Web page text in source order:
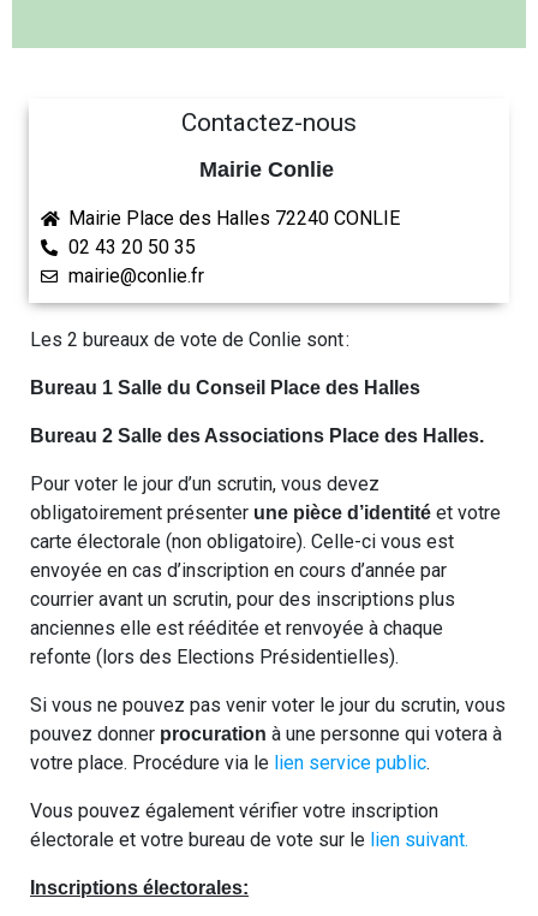
Contactez-nous
Mairie Conlie
Mairie Place des Halles 72240 CONLIE
02 43 20 50 35
mairie@conlie.fr
Les 2 bureaux de vote de Conlie sont :
Bureau 1 Salle du Conseil Place des Halles
Bureau 2 Salle des Associations Place des Halles.
Pour voter le jour d’un scrutin, vous devez
obligatoirement présenter une pièce d’identité et votre
carte électorale (non obligatoire). Celle-ci vous est
envoyée en cas d’inscription en cours d’année par
courrier avant un scrutin, pour des inscriptions plus
anciennes elle est rééditée et renvoyée à chaque
refonte (lors des Elections Présidentielles).
Si vous ne pouvez pas venir voter le jour du scrutin, vous
pouvez donner procuration à une personne qui votera à
votre place. Procédure via le lien service public.
Vous pouvez également vérifier votre inscription
électorale et votre bureau de vote sur le lien suivant.
Inscriptions électorales: